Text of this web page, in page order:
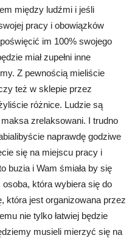
między ludźmi i jeśli
pracy i obowiązków
im 100% swojego
miał zupełni inne
Z pewnością mieliście
też w sklepie przez
różnice. Ludzie są
zrelaksowani. I trudno
naprawdę godziwe
się na miejscu pracy i
buzia i Wam śmiała by się
która wybiera się do
która jest organizowana przez
nie tylko łatwiej będzie
musieli mierzyć się na